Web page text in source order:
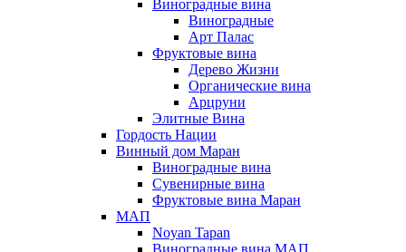
Виноградные вина
Виноградные
Арт Палас
Фруктовые вина
Дерево Жизни
Органические вина
Арцруни
Элитные Вина
Гордость Нации
Винный дом Маран
Виноградные вина
Сувенирные вина
Фруктовые вина Маран
МАП
Noyan Tapan
Виноградные вина МАП